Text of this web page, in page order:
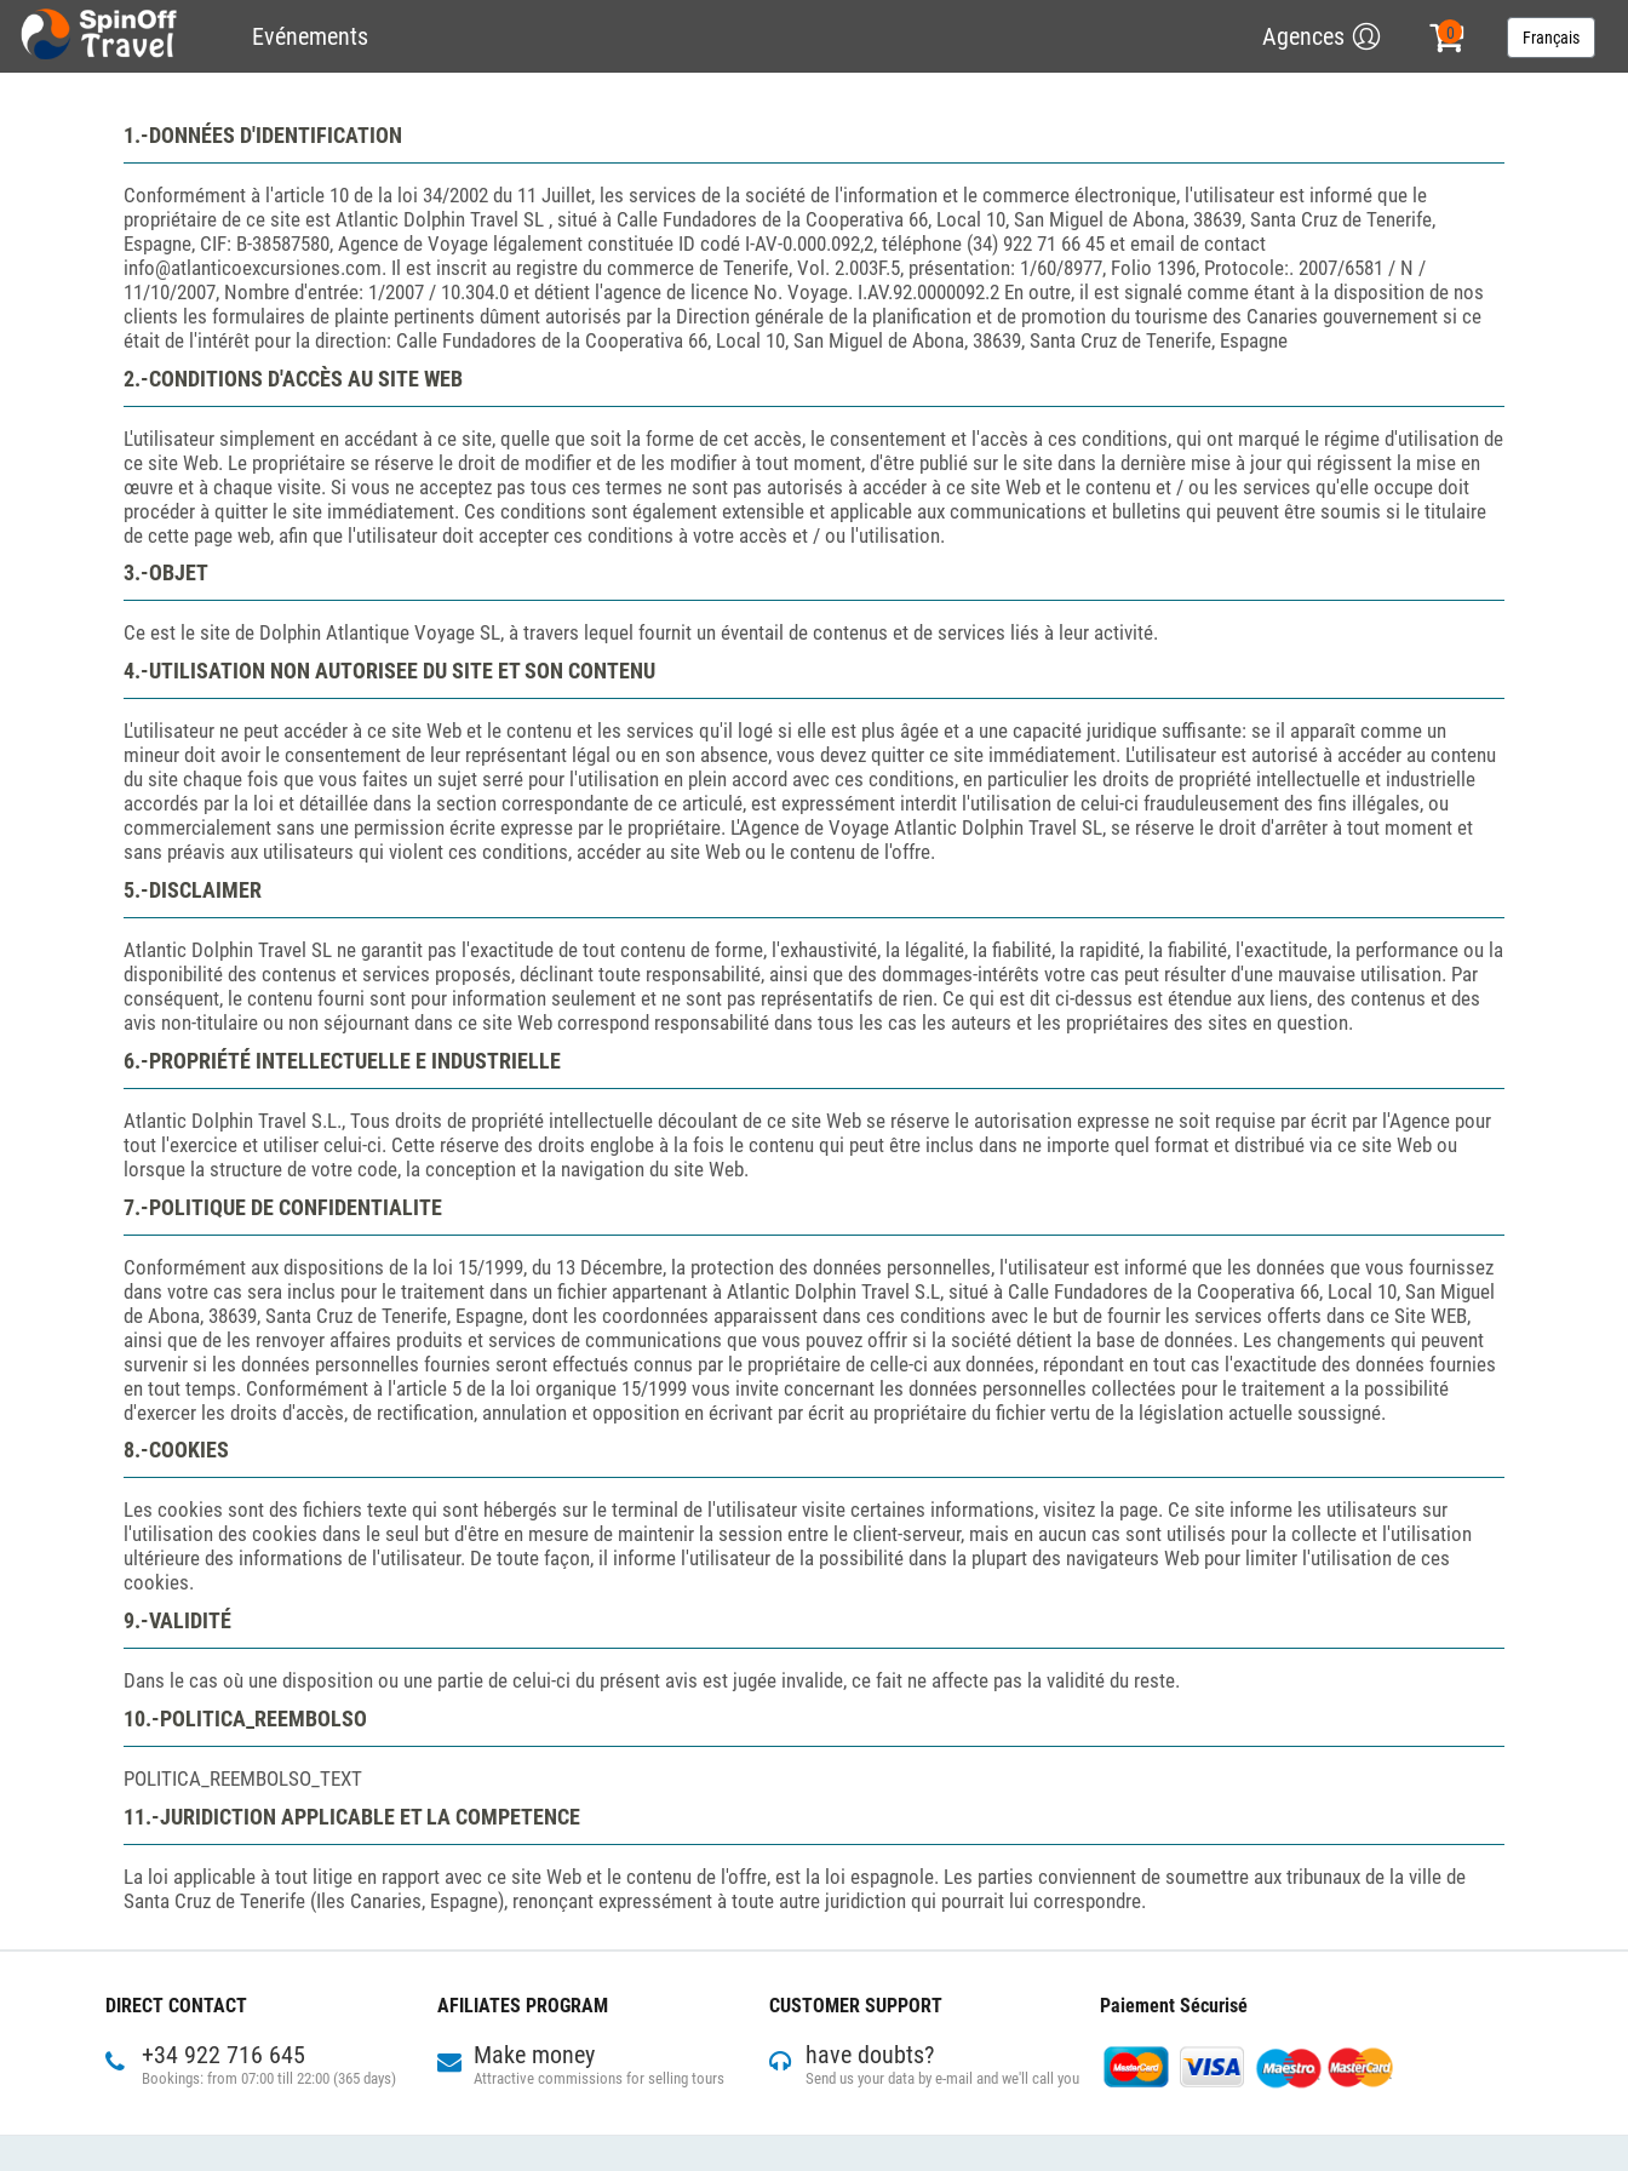
Evénements Français
Agences
1.-DONNÉES D'IDENTIFICATION
Conformément à l'article 10 de la loi 34/2002 du 11 Juillet, les services de la société de l'information et le commerce électronique, l'utilisateur est informé que le
propriétaire de ce site est Atlantic Dolphin Travel SL , situé à Calle Fundadores de la Cooperativa 66, Local 10, San Miguel de Abona, 38639, Santa Cruz de Tenerife,
Espagne, CIF: B-38587580, Agence de Voyage légalement constituée ID codé I-AV-0.000.092,2, téléphone (34) 922 71 66 45 et email de contact
info@atlanticoexcursiones.com. Il est inscrit au registre du commerce de Tenerife, Vol. 2.003F.5, présentation: 1/60/8977, Folio 1396, Protocole:. 2007/6581 / N /
11/10/2007, Nombre d'entrée: 1/2007 / 10.304.0 et détient l'agence de licence No. Voyage. I.AV.92.0000092.2 En outre, il est signalé comme étant à la disposition de nos
clients les formulaires de plainte pertinents dûment autorisés par la Direction générale de la planification et de promotion du tourisme des Canaries gouvernement si ce
était de l'intérêt pour la direction: Calle Fundadores de la Cooperativa 66, Local 10, San Miguel de Abona, 38639, Santa Cruz de Tenerife, Espagne
2.-CONDITIONS D'ACCÈS AU SITE WEB
L'utilisateur simplement en accédant à ce site, quelle que soit la forme de cet accès, le consentement et l'accès à ces conditions, qui ont marqué le régime d'utilisation de
ce site Web. Le propriétaire se réserve le droit de modifier et de les modifier à tout moment, d'être publié sur le site dans la dernière mise à jour qui régissent la mise en
œuvre et à chaque visite. Si vous ne acceptez pas tous ces termes ne sont pas autorisés à accéder à ce site Web et le contenu et / ou les services qu'elle occupe doit
procéder à quitter le site immédiatement. Ces conditions sont également extensible et applicable aux communications et bulletins qui peuvent être soumis si le titulaire
de cette page web, afin que l'utilisateur doit accepter ces conditions à votre accès et / ou l'utilisation.
3.-OBJET
Ce est le site de Dolphin Atlantique Voyage SL, à travers lequel fournit un éventail de contenus et de services liés à leur activité.
4.-UTILISATION NON AUTORISEE DU SITE ET SON CONTENU
L'utilisateur ne peut accéder à ce site Web et le contenu et les services qu'il logé si elle est plus âgée et a une capacité juridique suffisante: se il apparaît comme un
mineur doit avoir le consentement de leur représentant légal ou en son absence, vous devez quitter ce site immédiatement. L'utilisateur est autorisé à accéder au contenu
du site chaque fois que vous faites un sujet serré pour l'utilisation en plein accord avec ces conditions, en particulier les droits de propriété intellectuelle et industrielle
accordés par la loi et détaillée dans la section correspondante de ce articulé, est expressément interdit l'utilisation de celui-ci frauduleusement des fins illégales, ou
commercialement sans une permission écrite expresse par le propriétaire. L'Agence de Voyage Atlantic Dolphin Travel SL, se réserve le droit d'arrêter à tout moment et
sans préavis aux utilisateurs qui violent ces conditions, accéder au site Web ou le contenu de l'offre.
5.-DISCLAIMER
Atlantic Dolphin Travel SL ne garantit pas l'exactitude de tout contenu de forme, l'exhaustivité, la légalité, la fiabilité, la rapidité, la fiabilité, l'exactitude, la performance ou la
disponibilité des contenus et services proposés, déclinant toute responsabilité, ainsi que des dommages-intérêts votre cas peut résulter d'une mauvaise utilisation. Par
conséquent, le contenu fourni sont pour information seulement et ne sont pas représentatifs de rien. Ce qui est dit ci-dessus est étendue aux liens, des contenus et des
avis non-titulaire ou non séjournant dans ce site Web correspond responsabilité dans tous les cas les auteurs et les propriétaires des sites en question.
6.-PROPRIÉTÉ INTELLECTUELLE E INDUSTRIELLE
Atlantic Dolphin Travel S.L., Tous droits de propriété intellectuelle découlant de ce site Web se réserve le autorisation expresse ne soit requise par écrit par l'Agence pour
tout l'exercice et utiliser celui-ci. Cette réserve des droits englobe à la fois le contenu qui peut être inclus dans ne importe quel format et distribué via ce site Web ou
lorsque la structure de votre code, la conception et la navigation du site Web.
7.-POLITIQUE DE CONFIDENTIALITE
Conformément aux dispositions de la loi 15/1999, du 13 Décembre, la protection des données personnelles, l'utilisateur est informé que les données que vous fournissez
dans votre cas sera inclus pour le traitement dans un fichier appartenant à Atlantic Dolphin Travel S.L, situé à Calle Fundadores de la Cooperativa 66, Local 10, San Miguel
de Abona, 38639, Santa Cruz de Tenerife, Espagne, dont les coordonnées apparaissent dans ces conditions avec le but de fournir les services offerts dans ce Site WEB,
ainsi que de les renvoyer affaires produits et services de communications que vous pouvez offrir si la société détient la base de données. Les changements qui peuvent
survenir si les données personnelles fournies seront effectués connus par le propriétaire de celle-ci aux données, répondant en tout cas l'exactitude des données fournies
en tout temps. Conformément à l'article 5 de la loi organique 15/1999 vous invite concernant les données personnelles collectées pour le traitement a la possibilité
d'exercer les droits d'accès, de rectification, annulation et opposition en écrivant par écrit au propriétaire du fichier vertu de la législation actuelle soussigné.
8.-COOKIES
Les cookies sont des fichiers texte qui sont hébergés sur le terminal de l'utilisateur visite certaines informations, visitez la page. Ce site informe les utilisateurs sur
l'utilisation des cookies dans le seul but d'être en mesure de maintenir la session entre le client-serveur, mais en aucun cas sont utilisés pour la collecte et l'utilisation
ultérieure des informations de l'utilisateur. De toute façon, il informe l'utilisateur de la possibilité dans la plupart des navigateurs Web pour limiter l'utilisation de ces
cookies.
9.-VALIDITÉ
Dans le cas où une disposition ou une partie de celui-ci du présent avis est jugée invalide, ce fait ne affecte pas la validité du reste.
10.-POLITICA_REEMBOLSO
POLITICA_REEMBOLSO_TEXT
11.-JURIDICTION APPLICABLE ET LA COMPETENCE
La loi applicable à tout litige en rapport avec ce site Web et le contenu de l'offre, est la loi espagnole. Les parties conviennent de soumettre aux tribunaux de la ville de
Santa Cruz de Tenerife (Iles Canaries, Espagne), renonçant expressément à toute autre juridiction qui pourrait lui correspondre.
DIRECT CONTACT
+34 922 716 645
Bookings: from 07:00 till 22:00 (365 days)
AFILIATES PROGRAM
Make money
Attractive commissions for selling tours
CUSTOMER SUPPORT
have doubts?
Send us your data by e-mail and we'll call you
Paiement Sécurisé